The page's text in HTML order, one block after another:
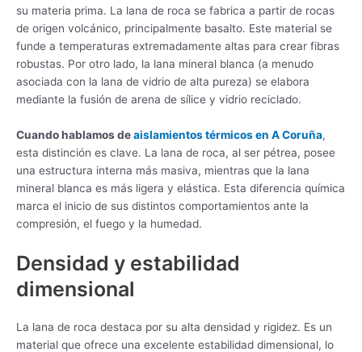
su materia prima. La lana de roca se fabrica a partir de rocas
de origen volcánico, principalmente basalto. Este material se
funde a temperaturas extremadamente altas para crear fibras
robustas. Por otro lado, la lana mineral blanca (a menudo
asociada con la lana de vidrio de alta pureza) se elabora
mediante la fusión de arena de sílice y vidrio reciclado.
Cuando hablamos deaislamientos térmicos en A Coruña,
esta distinción es clave. La lana de roca, al ser pétrea, posee
una estructura interna más masiva, mientras que la lana
mineral blanca es más ligera y elástica. Esta diferencia química
marca el inicio de sus distintos comportamientos ante la
compresión, el fuego y la humedad.
Densidad y estabilidad
dimensional
La lana de roca destaca por su alta densidad y rigidez. Es un
material que ofrece una excelente estabilidad dimensional, lo